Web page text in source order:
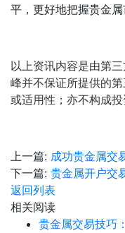
平，更好地把握贵金
以上资讯内容是由第
峰并不保证所提供的
或适用性；亦不构成投
上一篇: 成功贵金属交
下一篇: 贵金属开户交
返回列表
相关阅读
贵金属交易技巧